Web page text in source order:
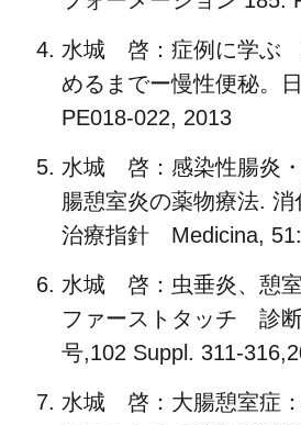
水城 啓：症例に学ぶ
めるまでー慢性便秘。
PE018-022, 2013
水城 啓：感染性腸炎
腸憩室炎の薬物療法.
治療指針 Medicina,
水城 啓：虫垂炎、憩
ファーストタッチ 診
号,102 Suppl. 311-
水城 啓：大腸憩室症